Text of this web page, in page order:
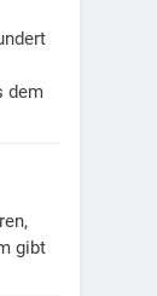
dem
gibt